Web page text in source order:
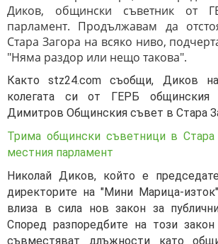
Диков, общински съветник от
парламент. Продължавам да
Стара Загора на всяко ниво,
"Няма раздор или нещо такова".
Както stz24.com съобщи, Диков
колегата си от ГЕРБ общинския
Димитров Общинския съвет в Стара
Трима общински съветници в Стара
местния парламент
Николай Диков, който е
директорите на "Мини Марица-
влиза в сила нов закон за
Според разпоредбите на този
съвместяват длъжности като